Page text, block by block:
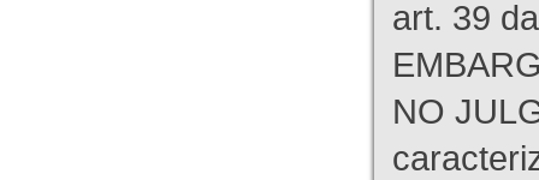
art. 39
NO